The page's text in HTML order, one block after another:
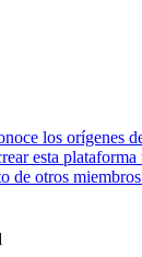
los orígenes
esta plataforma
de otros